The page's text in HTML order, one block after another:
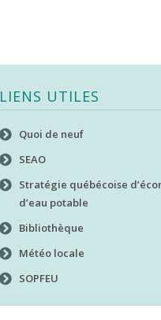
LIENS UTILES
Quoi de neuf
SEAO
Stratégie québécoise
d’eau potable
Bibliothèque
Météo locale
SOPFEU